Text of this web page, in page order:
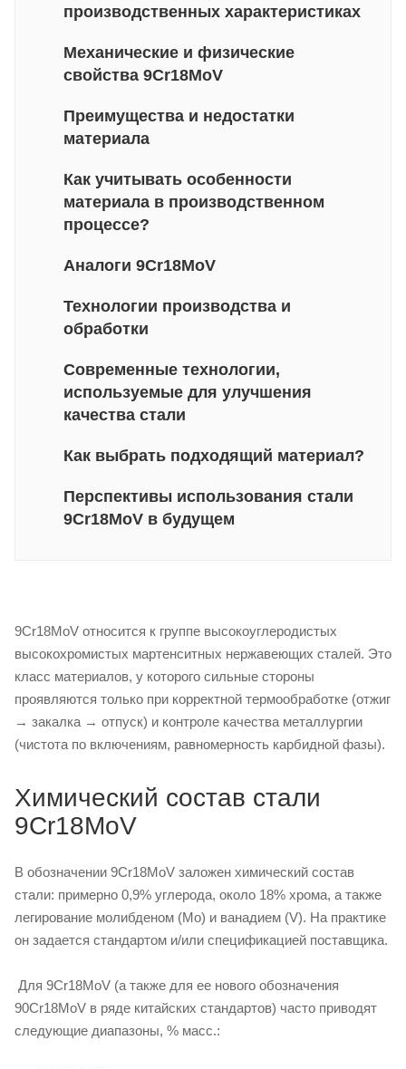
производственных характеристиках
Механические и физические
свойства 9Cr18MoV
Преимущества и недостатки
материала
Как учитывать особенности
материала в производственном
процессе?
Аналоги 9Cr18MoV
Технологии производства и
обработки
Современные технологии,
используемые для улучшения
качества стали
Как выбрать подходящий материал?
Перспективы использования стали
9Cr18MoV в будущем
9Cr18MoV относится к группе высокоуглеродистых
высокохромистых мартенситных нержавеющих сталей. Это
класс материалов, у которого сильные стороны
проявляются только при корректной термообработке (отжиг
→ закалка → отпуск) и контроле качества металлургии
(чистота по включениям, равномерность карбидной фазы).
Химический состав стали
9Cr18MoV
В обозначении 9Cr18MoV заложен химический состав
стали: примерно 0,9% углерода, около 18% хрома, а также
легирование молибденом (Mo) и ванадием (V). На практике
он задается стандартом и/или спецификацией поставщика.
Для 9Cr18MoV (а также для ее нового обозначения
90Cr18MoV в ряде китайских стандартов) часто приводят
следующие диапазоны, % масс.: